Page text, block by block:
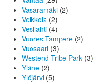
Vasaramäki (2)
Veikkola (2)
Vesilahti (4)
Vuores Tampere (2)
Vuosaari (3)
Westend Tribe Park (3)
Yläne (2)
Ylöjärvi (5)